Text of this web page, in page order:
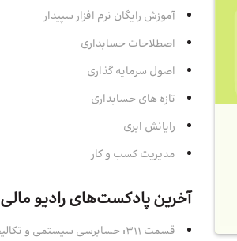
آموزش رایگان نرم افزار سپیدار
اصطلاحات حسابداری
اصول سرمایه‌ گذاری
تازه های حسابداری
رایانش ابری
مدیریت کسب و کار
آخرین پادکست‌های رادیو مالی
قسمت 311: حسابرسی سیستمی و تکالیف قانونی تابستان